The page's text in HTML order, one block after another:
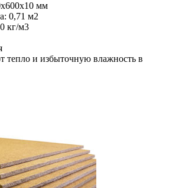
мм
0,71 м2
кг/м3
тепло и избыточную влажность в